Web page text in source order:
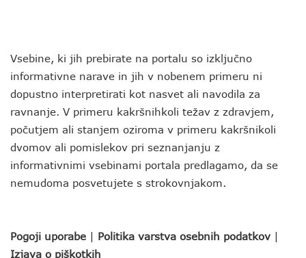
Vsebine, ki jih prebirate na portalu so izključno
informativne narave in jih v nobenem primeru ni
dopustno interpretirati kot nasvet ali navodila za
ravnanje. V primeru kakršnihkoli težav z zdravjem,
počutjem ali stanjem oziroma v primeru kakršnikoli
dvomov ali pomislekov pri seznanjanju z
informativnimi vsebinami portala predlagamo, da se
nemudoma posvetujete s strokovnjakom.
Pogoji uporabe | Politika varstva osebnih podatkov |
Izjava o piškotkih